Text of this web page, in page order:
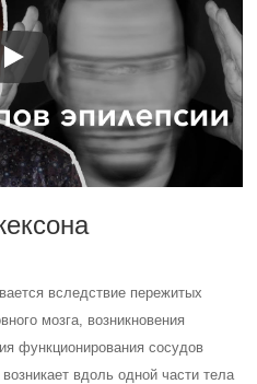
вследствие пережитых
мозга, возникновения
функционирования сосудов
вдоль одной части тела